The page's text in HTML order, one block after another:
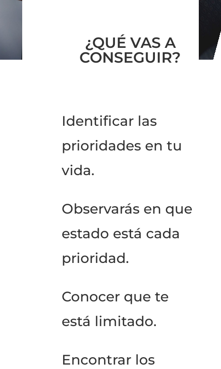
¿QUÉ VAS A
CONSEGUIR?
Identificar las
prioridades en tu
vida.
Observarás en que
estado está cada
prioridad.
Conocer que te
está limitado.
Encontrar los